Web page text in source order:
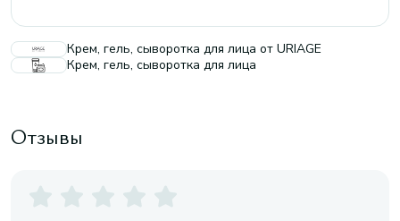
Крем, гель, сыворотка для лица от URIAGE
Крем, гель, сыворотка для лица
Отзывы